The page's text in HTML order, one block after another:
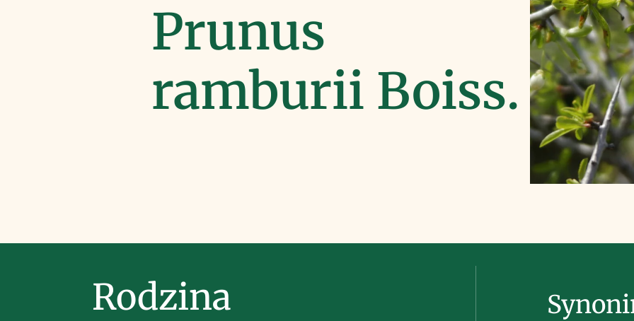
Prunus
ramburii Boiss.
Rodzina